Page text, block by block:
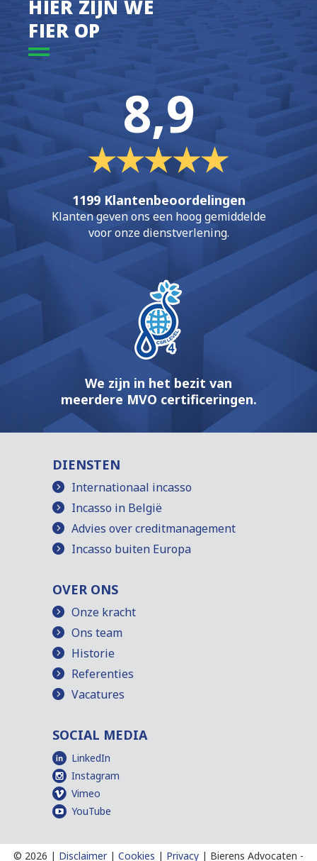
HIER ZIJN WE
FIER OP
8,9
1199 Klantenbeoordelingen
Klanten geven ons een hoog gemiddelde
voor onze dienstverlening.
We zijn in het bezit van
meerdere MVO certificeringen.
DIENSTEN
Internationaal incasso
Incasso in België
Advies over creditmanagement
Incasso buiten Europa
OVER ONS
Onze kracht
Ons team
Historie
Referenties
Vacatures
SOCIAL MEDIA
LinkedIn
Instagram
Vimeo
YouTube
© 2026 | Disclaimer| Cookies | Privacy | Bierens Advocaten -